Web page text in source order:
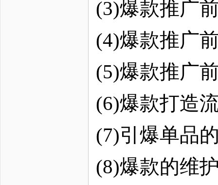
(3)爆款推广
(4)爆款推广
(5)爆款推广
(6)爆款打造
(7)引爆单品
(8)爆款的维